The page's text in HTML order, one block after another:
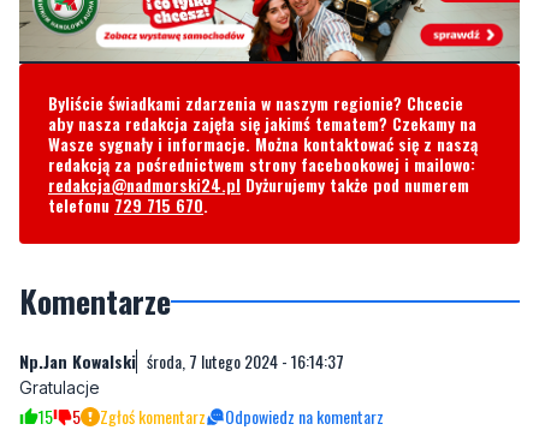
Byliście świadkami zdarzenia w naszym regionie? Chcecie
aby nasza redakcja zajęła się jakimś tematem? Czekamy na
Wasze sygnały i informacje. Można kontaktować się z naszą
redakcja@nadmorski24.plDyżurujemy także pod numerem
telefonu729 715 670.
Komentarze
Gratulacje
Gratulacje!!!
Osoba kompetentna i zdecydowanie zaslugująca na stanowisko